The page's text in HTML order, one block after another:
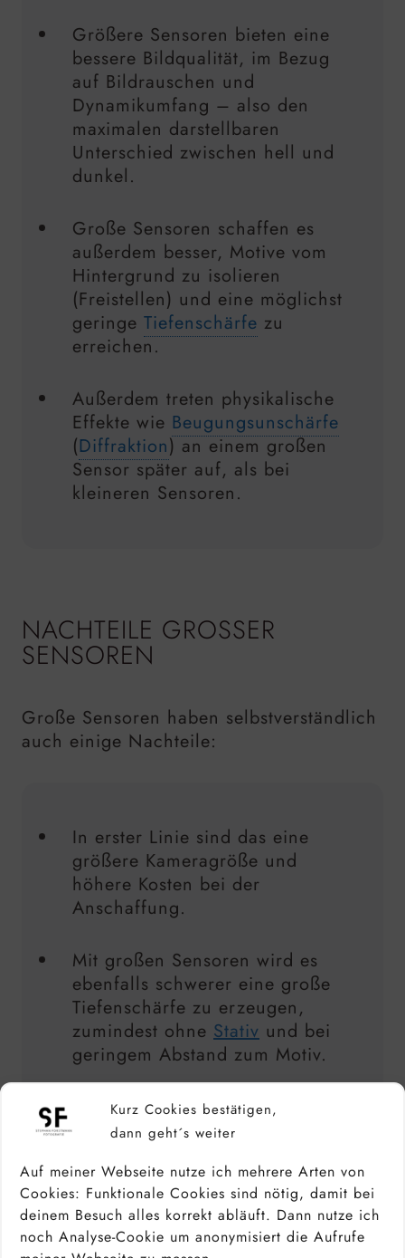
Kurz Cookies bestätigen,
dann geht´s weiter
Auf meiner Webseite nutze ich mehrere Arten von
Cookies: Funktionale Cookies sind nötig, damit bei
deinem Besuch alles korrekt abläuft. Dann nutze ich
noch Analyse-Cookie um anonymisiert die Aufrufe
Größere Sensoren bieten eine
bessere Bildqualität, im Bezug
auf Bildrauschen und
Dynamikumfang – also den
maximalen darstellbaren
Unterschied zwischen hell und
dunkel.
Große Sensoren schaffen es
außerdem besser, Motive vom
Hintergrund zu isolieren
(Freistellen) und eine möglichst
geringe Tiefenschärfe zu
erreichen.
Außerdem treten physikalische
Effekte wie Beugungsunschärfe
(Diffraktion) an einem großen
Sensor später auf, als bei
kleineren Sensoren.
NACHTEILE GROSSER S
ENSOREN
Große Sensoren haben selbstverständlich
auch einige Nachteile:
In erster Linie sind das eine
größere Kameragröße und
höhere Kosten bei der
Anschaffung.
Mit großen Sensoren wird es
ebenfalls schwerer eine große
Tiefenschärfe zu erzeugen,
zumindest ohne Stativ und bei
geringem Abstand zum Motiv.
VORTEILE KLEINER SENSOREN